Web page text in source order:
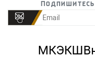
Подпишитесь